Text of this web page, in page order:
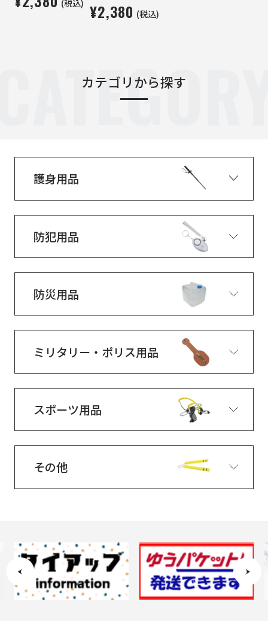
¥2,380 (税込)
カテゴリから探す
護身用品
防犯用品
防災用品
ミリタリー・ポリス用品
スポーツ用品
その他